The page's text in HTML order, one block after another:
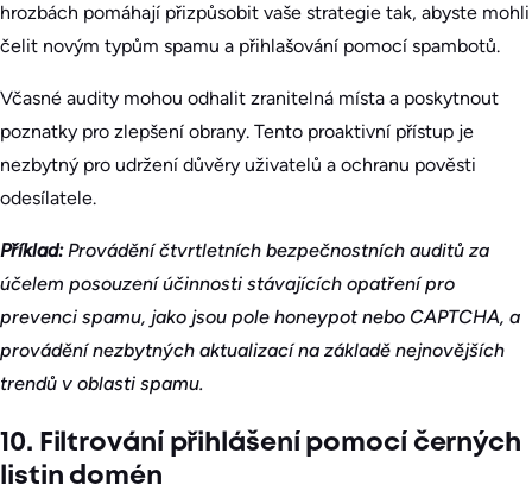
hrozbách pomáhají přizpůsobit vaše strategie tak, abyste mohli
čelit novým typům spamu a přihlašování pomocí spambotů.
Včasné audity mohou odhalit zranitelná místa a poskytnout
poznatky pro zlepšení obrany. Tento proaktivní přístup je
nezbytný pro udržení důvěry uživatelů a ochranu pověsti
odesílatele.
Příklad: Provádění čtvrtletních bezpečnostních auditů za
účelem posouzení účinnosti stávajících opatření pro
prevenci spamu, jako jsou pole honeypot nebo CAPTCHA, a
provádění nezbytných aktualizací na základě nejnovějších
trendů v oblasti spamu.
10. Filtrování přihlášení pomocí černých
listin domén